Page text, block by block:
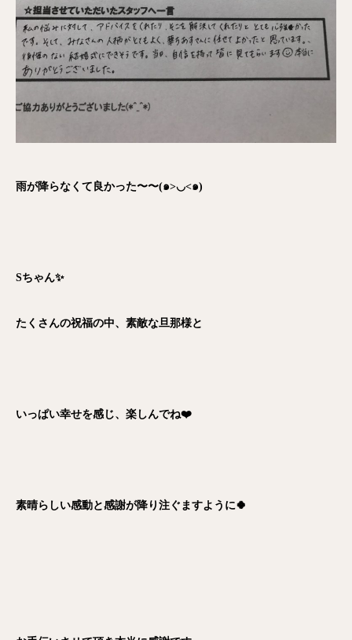
雨が降らなくて良かった〜〜(๑>◡<๑)
Sちゃん✨
たくさんの祝福の中、素敵な旦那様と
いっぱい幸せを感じ、楽しんでね❤️
素晴らしい感動と感謝が降り注ぐますように🍀